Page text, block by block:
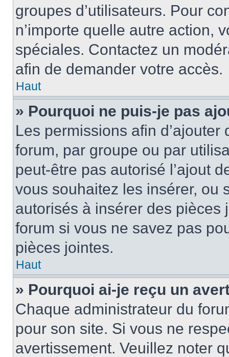
groupes d’utilisateurs. Pour
n’importe quelle autre action,
spéciales. Contactez un
afin de demander votre accès.
Haut
» Pourquoi ne puis-je pas
Les permissions afin
forum, par groupe ou par
peut-être pas autorisé l’ajout
vous souhaitez les insérer, ou
autorisés à insérer des pièces
forum si vous ne savez pas
pièces jointes.
Haut
» Pourquoi ai-je reçu un
Chaque administrateur du
pour son site. Si vous ne
avertissement. Veuillez noter